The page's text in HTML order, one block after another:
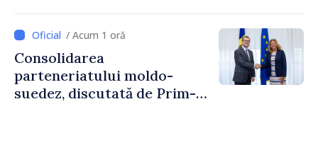
/ Acum 1 oră
Consolidarea
parteneriatului moldo-
suedez, discutată de Prim-